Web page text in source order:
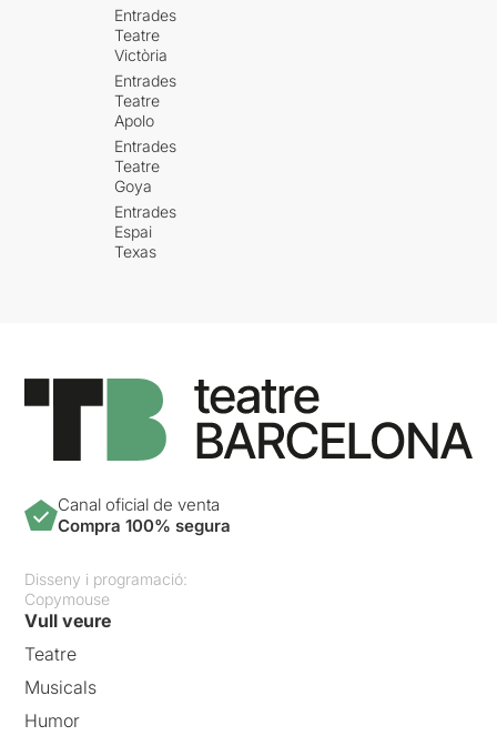
Entrades
Teatre
Victòria
Entrades
Teatre
Apolo
Entrades
Teatre
Goya
Entrades
Espai
Texas
Canal oficial de venta
Compra 100% segura
Disseny i programació:
Copymouse
Vull veure
Teatre
Musicals
Humor